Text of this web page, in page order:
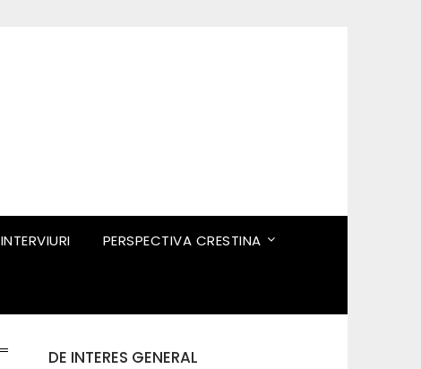
INTERVIURI PERSPECTIVA CRESTINA
DE INTERES GENERAL